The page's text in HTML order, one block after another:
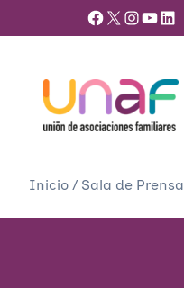
Facebook X InstagramYouTube LinkedIn
Inicio / Sala de Prensa